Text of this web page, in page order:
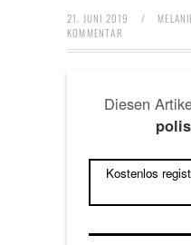
21. JUNI 2019 /
KOMMENTAR
Diesen
Kostenlos